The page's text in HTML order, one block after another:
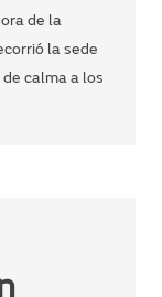
de la
la sede
calma a los